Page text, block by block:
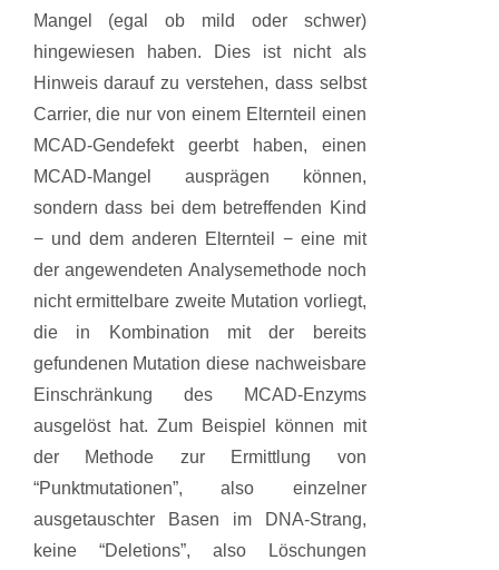
Mangel (egal ob mild oder schwer)
hingewiesen haben. Dies ist nicht als
Hinweis darauf zu verstehen, dass selbst
Carrier, die nur von einem Elternteil einen
MCAD-Gendefekt geerbt haben, einen
MCAD-Mangel ausprägen können,
sondern dass bei dem betreffenden Kind
− und dem anderen Elternteil − eine mit
der angewendeten Analysemethode noch
nicht ermittelbare zweite Mutation vorliegt,
die in Kombination mit der bereits
gefundenen Mutation diese nachweisbare
Einschränkung des MCAD-Enzyms
ausgelöst hat. Zum Beispiel können mit
der Methode zur Ermittlung von
“Punktmutationen”, also einzelner
ausgetauschter Basen im DNA-Strang,
keine “Deletions”, also Löschungen